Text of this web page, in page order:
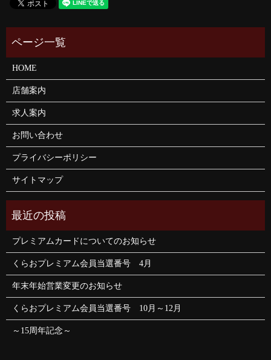
HOME
店舗案内
求人案内
お問い合わせ
プライバシーポリシー
サイトマップ
プレミアムカードについてのお知らせ
くらおプレミアム会員当選番号 4月
年末年始営業変更のお知らせ
くらおプレミアム会員当選番号 10月～12月
～15周年記念～